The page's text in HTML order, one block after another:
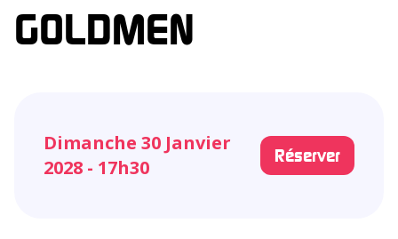
GOLDMEN
Dimanche 30 Janvier
2028 - 17h30
Réserver